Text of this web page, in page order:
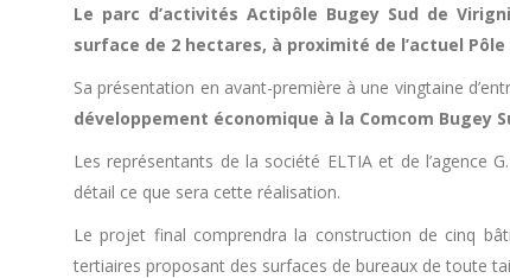
Le parc d’activités Actipôle Bugey Sud de
surface de 2 hectares, à proximité de l’actuel
Sa présentation en avant-première à une vingtaine
développement économique à la Comcom Bugey
Les représentants de la société ELTIA et de l’agence
détail ce que sera cette réalisation.
Le projet final comprendra la construction de cinq
tertiaires proposant des surfaces de bureaux de toute